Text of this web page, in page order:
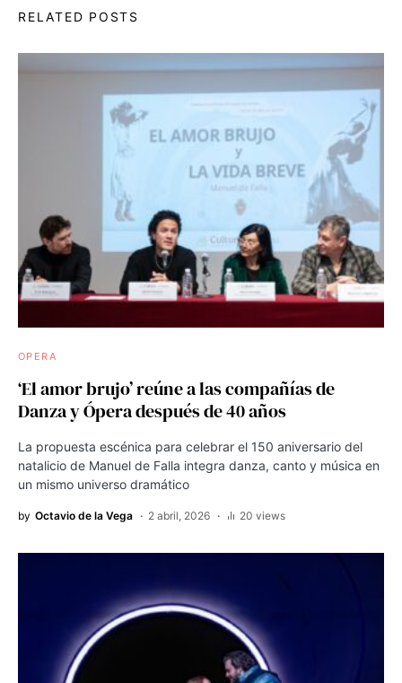
RELATED POSTS
OPERA
‘El amor brujo’ reúne a las compañías de
Danza y Ópera después de 40 años
La propuesta escénica para celebrar el 150 aniversario del
natalicio de Manuel de Falla integra danza, canto y música en
un mismo universo dramático
by Octavio de la Vega 2 abril, 2026 20 views